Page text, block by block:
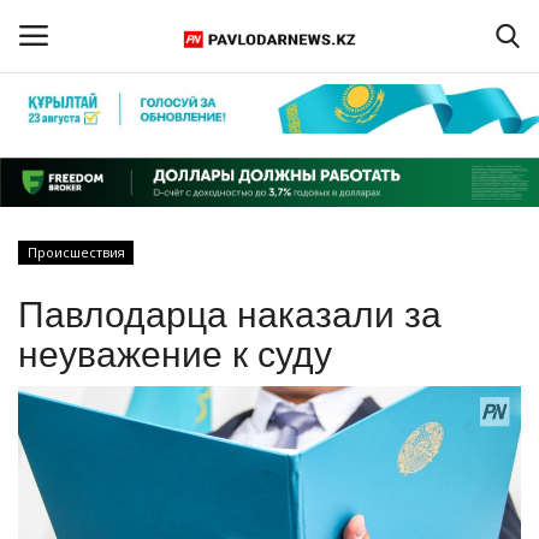
Регистрация
Главная
ПАВЛОДАРСКАЯ ОБЛАСТЬ
КАЗАХСТАН
МИР
СПЕЦПРОЕКТЫ
Происшествия
Павлодарца наказали за
неуважение к суду